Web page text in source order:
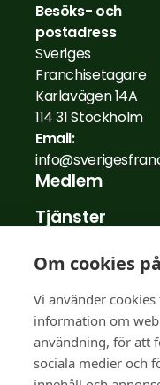
Om cookies
Vi använder
information om
användning, för att
sociala medier och
Besöks- och
postadress
Sveriges
Franchisetagare
Karlavägen 14A
114 31 Stockholm
Email:
Medlem
Tjänster
Nyheter
För
FAQ